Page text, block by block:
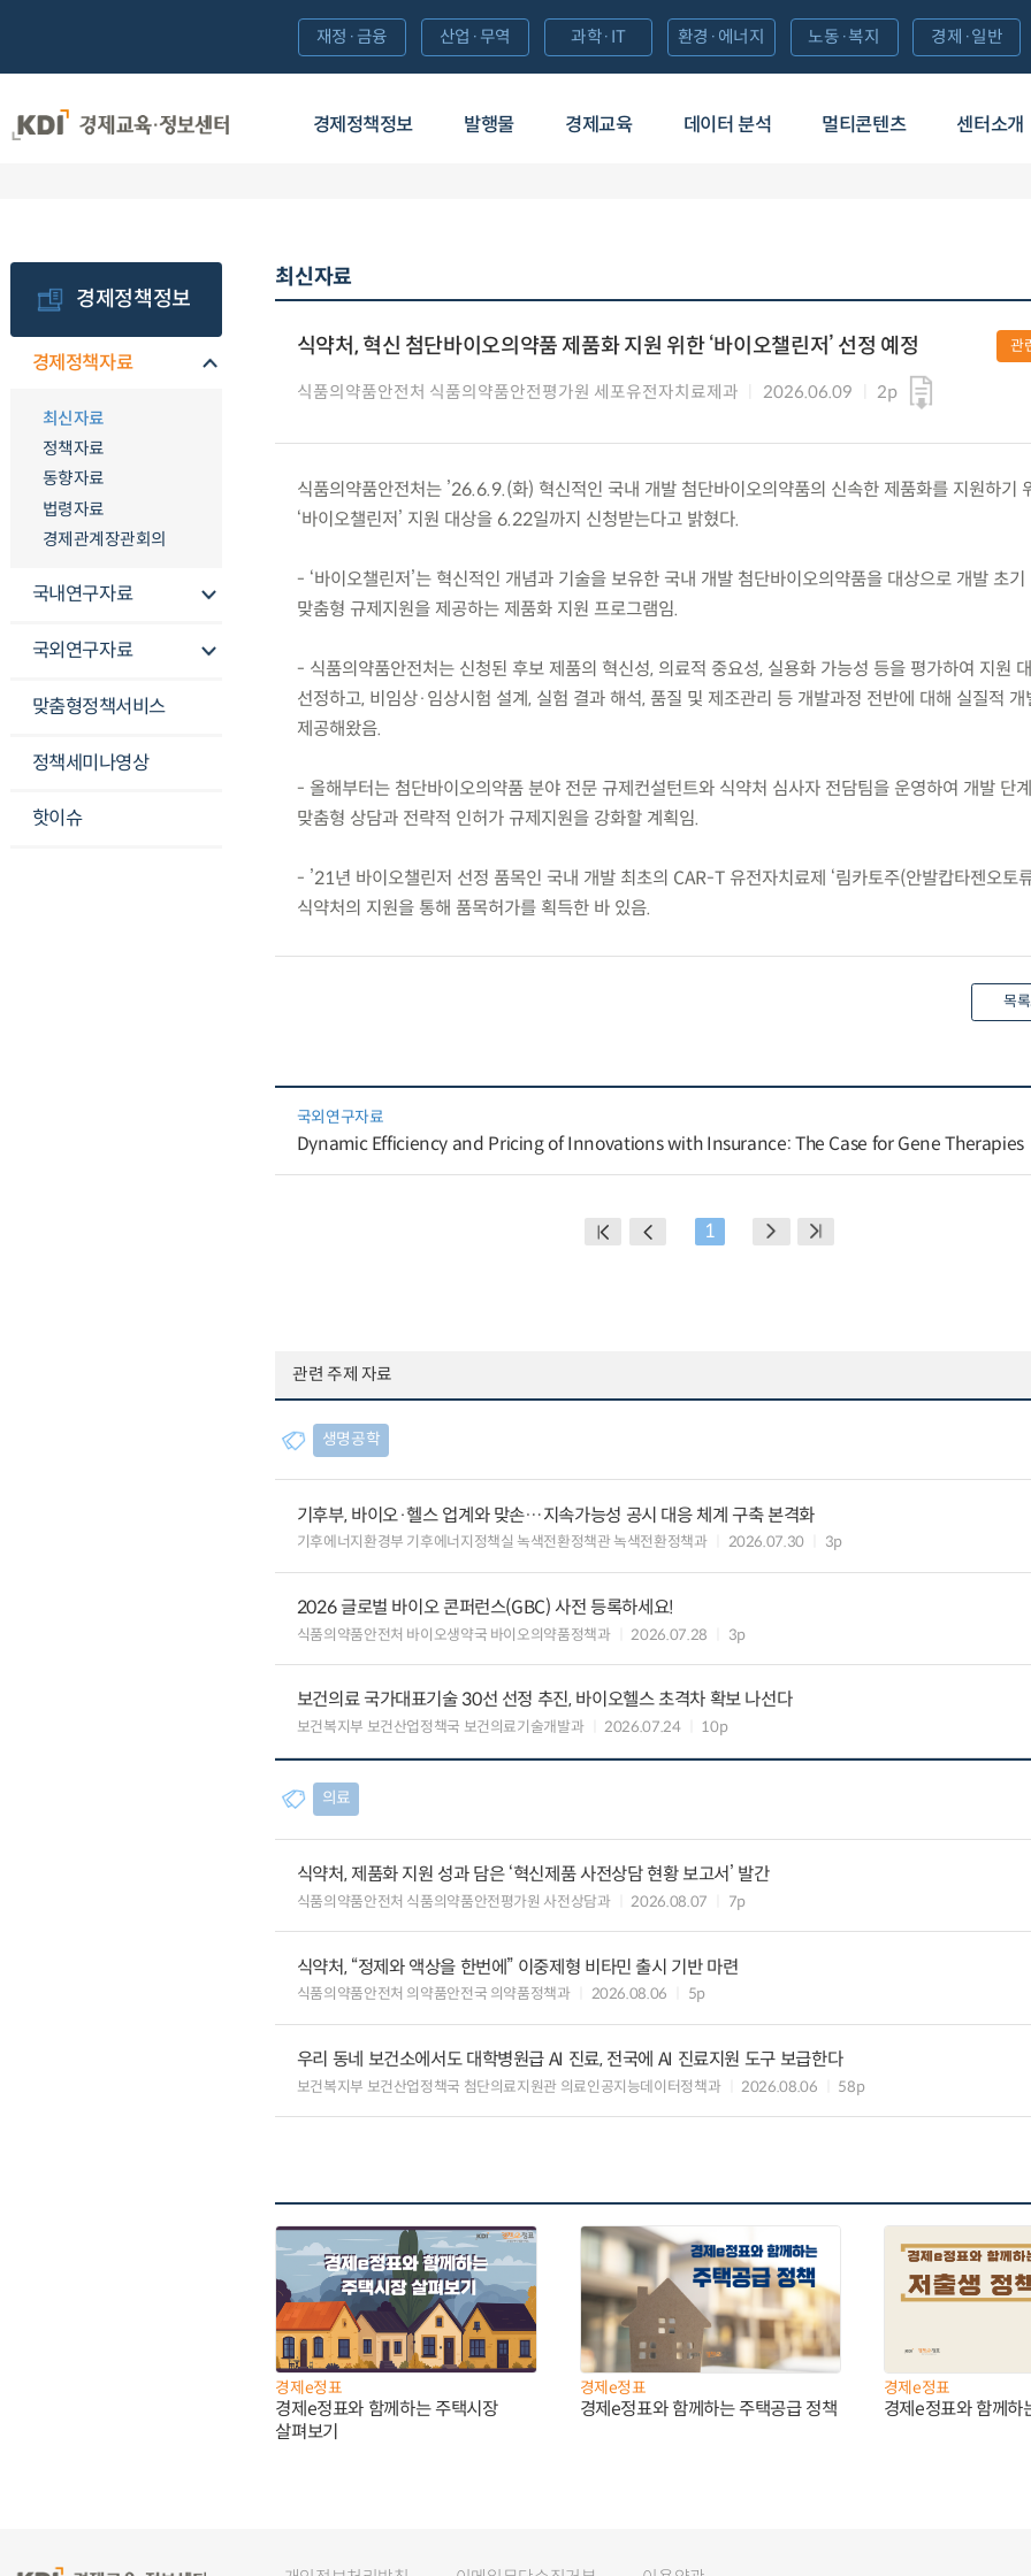
경제정책정보 발행물 경제교육 데이터 분석 멀티콘텐츠 센터소개
재정·금융 산업·무역 과학·IT 환경·에너지 노동·복지 경제·일반
경제정책정보
경제정책자료
최신자료
정책자료
동향자료
법령자료
경제관계장관회의
국내연구자료
국외연구자료
맞춤형정책서비스
정책세미나영상
핫이슈
최신자료
식약처, 혁신 첨단바이오의약품 제품화 지원 위한 ‘바이오챌린저’ 선정 예정
식품의약품안전처 식품의약품안전평가원 세포유전자치료제과 2026.06.09 2p
관
식품의약품안전처는 ’26.6.9.(화) 혁신적인 국내 개발 첨단바이오의약품의 신속한 제품화를 지원하기
‘바이오챌린저’ 지원 대상을 6.22일까지 신청받는다고 밝혔다.
- ‘바이오챌린저’는 혁신적인 개념과 기술을 보유한 국내 개발 첨단바이오의약품을 대상으로 개발 초기
맞춤형 규제지원을 제공하는 제품화 지원 프로그램임.
- 식품의약품안전처는 신청된 후보 제품의 혁신성, 의료적 중요성, 실용화 가능성 등을 평가하여 지원
선정하고, 비임상·임상시험 설계, 실험 결과 해석, 품질 및 제조관리 등 개발과정 전반에 대해 실질적 개
제공해왔음.
- 올해부터는 첨단바이오의약품 분야 전문 규제컨설턴트와 식약처 심사자 전담팀을 운영하여 개발 단
맞춤형 상담과 전략적 인허가 규제지원을 강화할 계획임.
- ’21년 바이오챌린저 선정 품목인 국내 개발 최초의 CAR-T 유전자치료제 ‘림카토주(안발캅타젠오토
식약처의 지원을 통해 품목허가를 획득한 바 있음.
목
국외연구자료
Dynamic Efficiency and Pricing of Innovations with Insurance: The Case for Gene Therapies
1
관련 주제 자료
생명공학
기후부, 바이오·헬스 업계와 맞손…지속가능성 공시 대응 체계 구축 본격화
기후에너지환경부 기후에너지정책실 녹색전환정책관 녹색전환정책과 2026.07.30 3p
2026 글로벌 바이오 콘퍼런스(GBC) 사전 등록하세요!
식품의약품안전처 바이오생약국 바이오의약품정책과 2026.07.28 3p
보건의료 국가대표기술 30선 선정 추진, 바이오헬스 초격차 확보 나선다
보건복지부 보건산업정책국 보건의료기술개발과 2026.07.24 10p
의료
식약처, 제품화 지원 성과 담은 ‘혁신제품 사전상담 현황 보고서’ 발간
식품의약품안전처 식품의약품안전평가원 사전상담과 2026.08.07 7p
식약처, “정제와 액상을 한번에” 이중제형 비타민 출시 기반 마련
식품의약품안전처 의약품안전국 의약품정책과 2026.08.06 5p
우리 동네 보건소에서도 대학병원급 AI 진료, 전국에 AI 진료지원 도구 보급한다
보건복지부 보건산업정책국 첨단의료지원관 의료인공지능데이터정책과 2026.08.06 58p
경제e정표
경제e정표와 함께하는 주택시장
살펴보기
경제e정표
경제e정표와 함께하는 주택공급 정책
경제e정표
경제e정표와 함께하